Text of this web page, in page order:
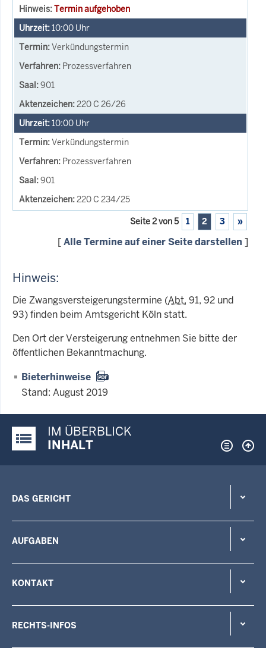
Termin aufgehoben
10:00 Uhr
Verkündungstermin
Prozessverfahren
901
220 C 26/26
10:00 Uhr
Verkündungstermin
Prozessverfahren
901
220 C 234/25
Seite 2 von 5 1 2 3 »
[Alle Termine auf einer Seite darstellen ]
Hinweis:
Die Zwangsversteigerungstermine (Abt. 91, 92 und
93) finden beim Amtsgericht Köln statt.
Den Ort der Versteigerung entnehmen Sie bitte der
öffentlichen Bekanntmachung.
Bieterhinweise
Stand: August 2019
Justiz-Portal im Überblick:
IM ÜBERBLICK
INHALT
DAS GERICHT
AUFGABEN
KONTAKT
RECHTS-INFOS